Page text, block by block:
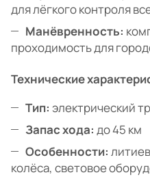
для лёгкого контроля
Манёвренность:
проходимость для
Технические
Тип: электрический
Запас хода: до 45 км
Особенности:
колёса, световое